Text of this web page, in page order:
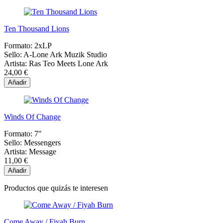
Ten Thousand Lions
Formato: 2xLP
Sello: A-Lone Ark Muzik Studio
Artista: Ras Teo Meets Lone Ark
24,00 €
Añadir
Winds Of Change
Formato: 7"
Sello: Messengers
Artista: Message
11,00 €
Añadir
Productos que quizás te interesen